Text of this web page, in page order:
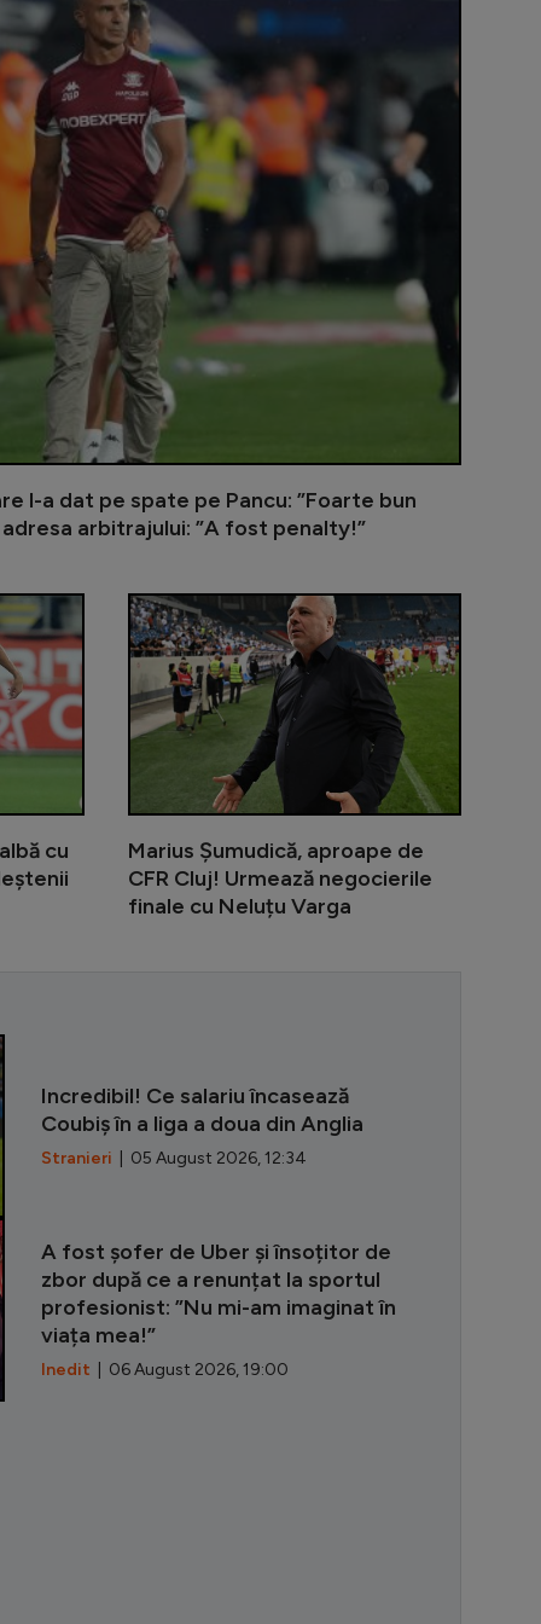
l-a dat pe spate pe Pancu: ”Foarte bun
arbitrajului: ”A fost penalty!”
în UTA - Rapid și ar putea lipsi 6 luni!
Surpriză: Ștefan Baiaram, propus la o echipă din
cu
UTA -
Marius Șumudică, aproape de
CFR Cluj! Urmează negocierile
finale cu Neluțu Varga
Incredibil! Ce salariu încasează
Coubiș în a liga a doua din Anglia
Stranieri | 05 August 2026, 12:34
A fost șofer de Uber și însoțitor de
zbor după ce a renunțat la sportul
profesionist: ”Nu mi-am imaginat în
viața mea!”
Inedit | 06 August 2026, 19:00